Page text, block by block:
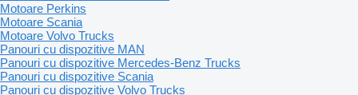
Motoare Perkins
Motoare Scania
Motoare Volvo Trucks
Panouri cu dispozitive MAN
Panouri cu dispozitive Mercedes-Benz Trucks
Panouri cu dispozitive Scania
Panouri cu dispozitive Volvo Trucks